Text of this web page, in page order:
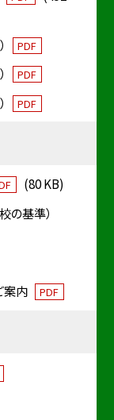
PDF
PDF
PDF
(80 KB)
の基準）
案内 PDF